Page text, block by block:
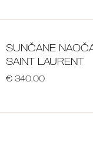
SUNČANE
SAINT LAURENT
€ 340.00